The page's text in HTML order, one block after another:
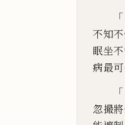
不知
眠坐
病最
忽撮